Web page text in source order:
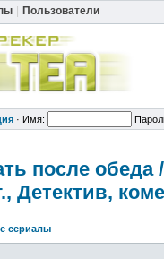
Пользователи
· Имя:
после обеда
Детектив,
сериалы